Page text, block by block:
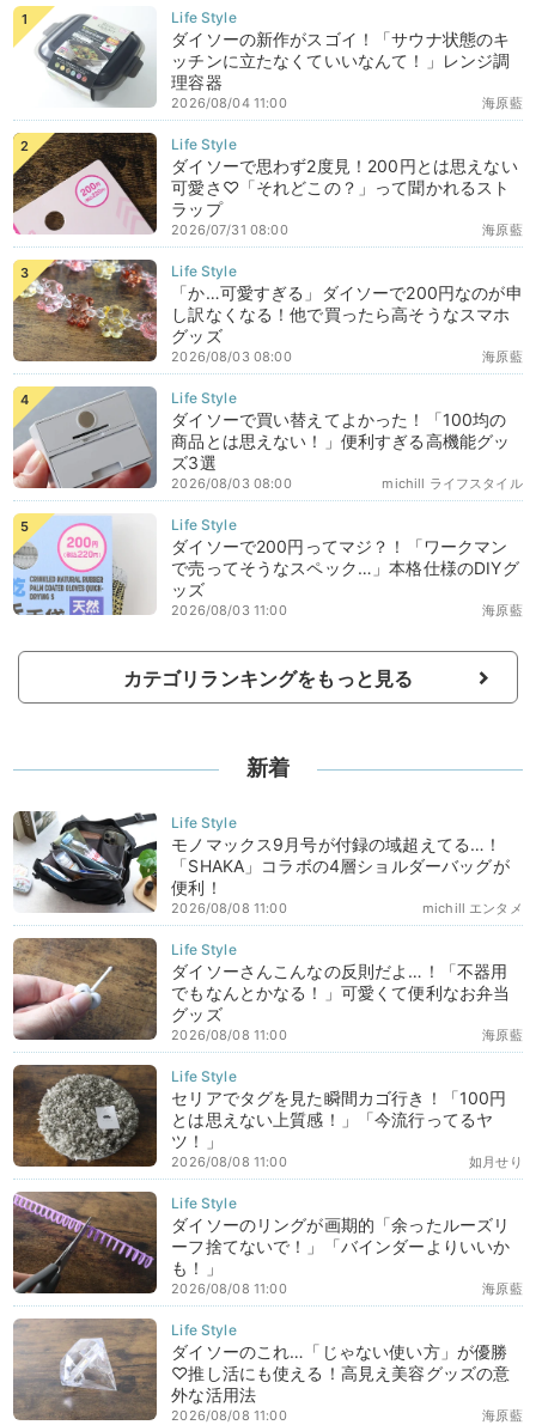
ダイソーの新作がスゴイ！「サウナ状態のキ
ッチンに立たなくていいなんて！」レンジ調
理容器
海原藍
2026/08/04 11:00
ダイソーで思わず2度見！200円とは思えない
可愛さ♡「それどこの？」って聞かれるスト
ラップ
海原藍
2026/07/31 08:00
「か…可愛すぎる」ダイソーで200円なのが申
し訳なくなる！他で買ったら高そうなスマホ
グッズ
海原藍
2026/08/03 08:00
ダイソーで買い替えてよかった！「100均の
商品とは思えない！」便利すぎる高機能グッ
ズ3選
michill ライフスタイル
2026/08/03 08:00
ダイソーで200円ってマジ？！「ワークマン
で売ってそうなスペック…」本格仕様のDIYグ
ッズ
海原藍
2026/08/03 11:00
カテゴリランキングをもっと見る
新着
モノマックス9月号が付録の域超えてる…！
「SHAKA」コラボの4層ショルダーバッグが
便利！
michill エンタメ
2026/08/08 11:00
ダイソーさんこんなの反則だよ…！「不器用
でもなんとかなる！」可愛くて便利なお弁当
グッズ
海原藍
2026/08/08 11:00
セリアでタグを見た瞬間カゴ行き！「100円
とは思えない上質感！」「今流行ってるヤ
ツ！」
如月せり
2026/08/08 11:00
ダイソーのリングが画期的「余ったルーズリ
ーフ捨てないで！」「バインダーよりいいか
も！」
海原藍
2026/08/08 11:00
ダイソーのこれ…「じゃない使い方」が優勝
♡推し活にも使える！高見え美容グッズの意
外な活用法
海原藍
2026/08/08 11:00